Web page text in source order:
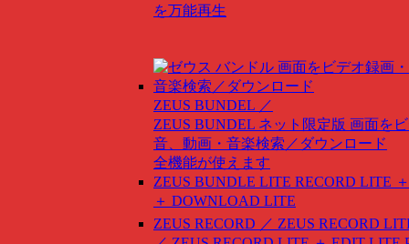
を万能再生
ZEUS BUNDEL ／
ZEUS BUNDEL ネット限定版 画面を
音、動画・音楽検索／ダウンロード
全機能が使えます
ZEUS BUNDLE LITE RECORD LITE
＋ DOWNLOAD LITE
ZEUS RECORD ／ ZEUS RECORD